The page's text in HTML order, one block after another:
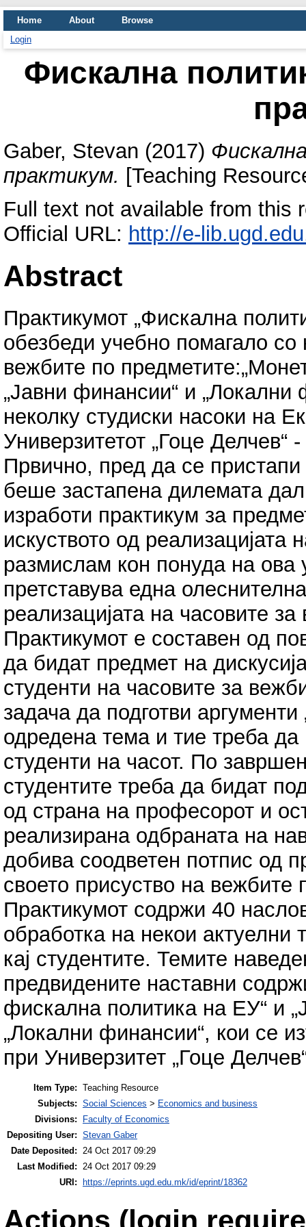
Home About
Browse
Login
Фискална
Gaber, Stevan (2017)
практикум. [Teaching
Full text not available from this
Official URL: http://e-
Abstract
Практикумот „Фискална
обезбеди учебно помагало
вежбите по
„Јавни финансии“ и „Локални
неколку студиски насоки на
Универзитетот „Гоце Делчев“
Првично, пред да се пристапи
беше застапена дилемата
изработи практикум за
искуството од
размислам кон понуда на
претставува една
реализацијата на часовите
Практикумот е составен од
да бидат предмет на
студенти на часовите за
задача да подготви аргументи
одредена тема и тие треба да
студенти на часот. По
студентите треба да бидат
од страна на професорот и
реализирана одбраната на
добива соодветен потпис од
своето присуство на вежбите
Практикумот содржи 40
обработка на некои
кај студентите. Темите
предвидените наставни
фискална политика на ЕУ“ и
„Локални финансии“, кои се
при Универзитет „Гоце
Item Type: Teaching Resource
Subjects: Social Sciences > Economics and business
Divisions:
Faculty of Economics
Depositing User: Stevan Gaber
Date Deposited:
24 Oct 2017 09:29
Last Modified:
24 Oct 2017 09:29
URI: https://eprints.ugd.edu.mk/id/eprint/18362
Actions (login